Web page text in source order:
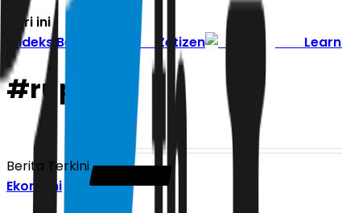
Hari ini
Indeks Berita Zetizen
#rupiah
Berita Terkini
Ekonomi